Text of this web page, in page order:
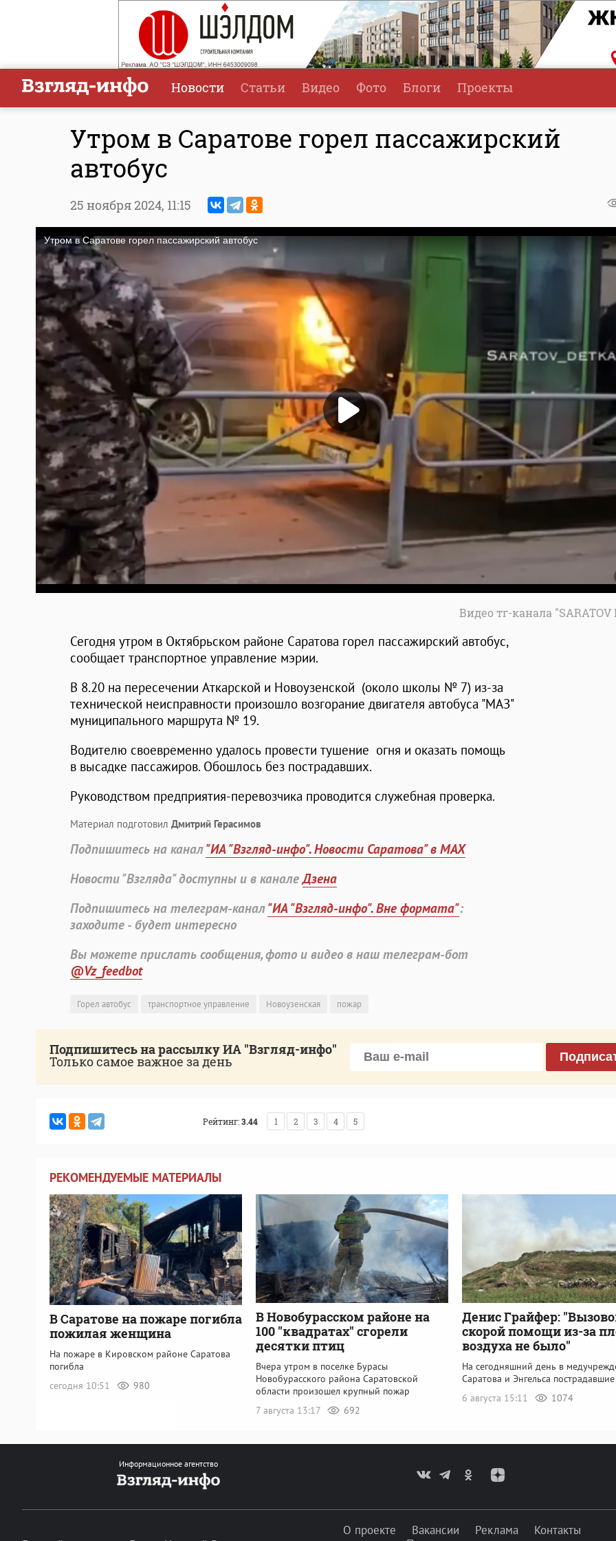
Новости Статьи Видео Фото Блоги Проекты
Утром в Саратове горел пассажирский
автобус
25 ноября 2024, 11:15
Видео тг-канала "SARATOV
Сегодня утром в Октябрьском районе Саратова горел пассажирский автобус,
сообщает транспортное управление мэрии.
В 8.20 на пересечении Аткарской и Новоузенской (около школы № 7) из-за
технической неисправности произошло возгорание двигателя автобуса "МАЗ"
муниципального маршрута № 19.
Водителю своевременно удалось провести тушение огня и оказать помощь
в высадке пассажиров. Обошлось без пострадавших.
Руководством предприятия-перевозчика проводится служебная проверка.
Материал подготовил Дмитрий Герасимов
Подпишитесь на канал"ИА "Взгляд-инфо". Новости Саратова" в MAX
Новости "Взгляда" доступны и в каналеДзена
Подпишитесь на телеграм-канал"ИА "Взгляд-инфо". Вне формата":
заходите - будет интересно
Вы можете прислать сообщения, фото и видео в наш телеграм-бот
@Vz_feedbot
Горел автобус транспортное управление Новоузенская пожар
Подпишитесь на рассылку ИА "Взгляд-инфо"
Только самое важное за день
Рейтинг:3.44 1 2 3 4 5
РЕКОМЕНДУЕМЫЕ МАТЕРИАЛЫ
В Саратове на пожаре погибла
пожилая женщина
На пожаре в Кировском районе Саратова
погибла
сегодня 10:51
980
В Новобурасском районе на
100 "квадратах" сгорели
десятки птиц
Вчера утром в поселке Бурасы
Новобурасского района Саратовской
области произошел крупный пожар
7 августа 13:17
692
Денис Грайфер:
скорой помощи из-за
воздуха не было"
На сегодняшний день в
Саратова и Энгельса
6 августа 15:11
1074
Информационное агентство
О проекте Вакансии Реклама
Контакты